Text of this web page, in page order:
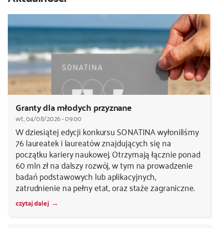
Granty dla młodych przyznane
wt., 04/08/2026 - 09:00
W dziesiątej edycji konkursu SONATINA wyłoniliśmy
76 laureatek i laureatów znajdujących się na
początku kariery naukowej. Otrzymają łącznie ponad
60 mln zł na dalszy rozwój, w tym na prowadzenie
badań podstawowych lub aplikacyjnych,
zatrudnienie na pełny etat, oraz staże zagraniczne.
czytaj dalej